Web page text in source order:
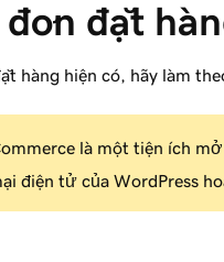
đặt
hàng hiện có, hãy làm
là một tiện ích
điện tử của WordPress